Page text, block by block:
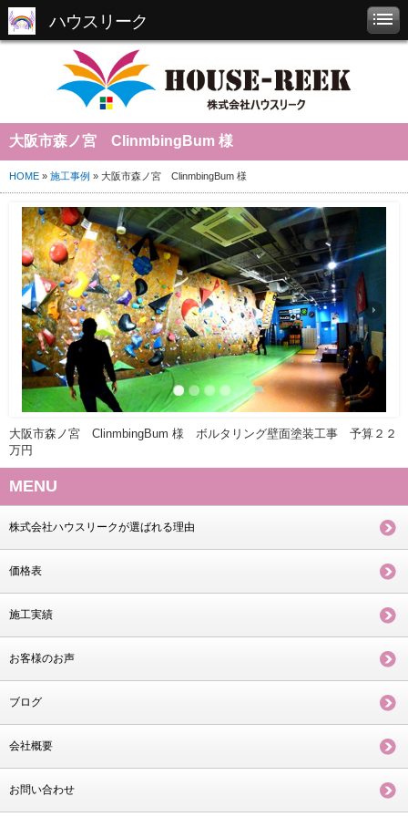
ハウスリーク
大阪市森ノ宮 ClinmbingBum 様
HOME » 施工事例 » 大阪市森ノ宮 ClinmbingBum 様
大阪市森ノ宮 ClinmbingBum 様 ボルタリング壁面塗装工事 予算２２
万円
MENU
株式会社ハウスリークが選ばれる理由
価格表
施工実績
お客様のお声
ブログ
会社概要
お問い合わせ